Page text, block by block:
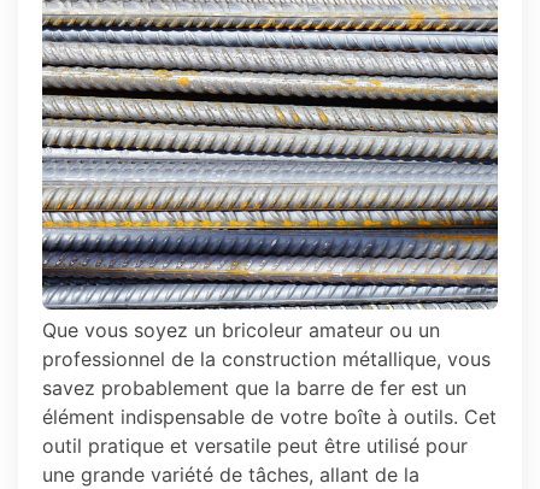
Que vous soyez un bricoleur amateur ou un
professionnel de la construction métallique, vous
savez probablement que la barre de fer est un
élément indispensable de votre boîte à outils. Cet
outil pratique et versatile peut être utilisé pour
une grande variété de tâches, allant de la